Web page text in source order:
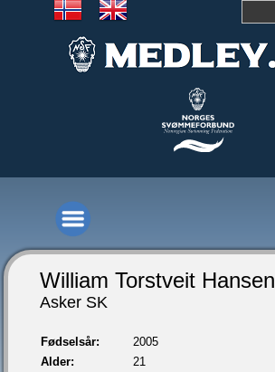
William Torstveit Hansen
Asker SK
Fødselsår:
2005
Alder:
21